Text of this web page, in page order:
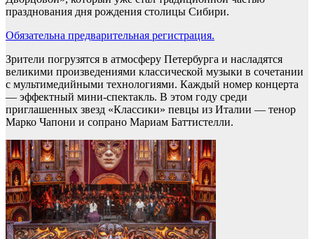
празднования дня рождения столицы Сибири.
Обязательна предварительная регистрация.
Зрители погрузятся в атмосферу Петербурга и насладятся
великими произведениями классической музыки в сочетании
с мультимедийными технологиями. Каждый номер концерта
— эффектный мини-спектакль. В этом году среди
приглашенных звезд «Классики» певцы из Италии — тенор
Марко Чапони и сопрано Мариам Баттистелли.